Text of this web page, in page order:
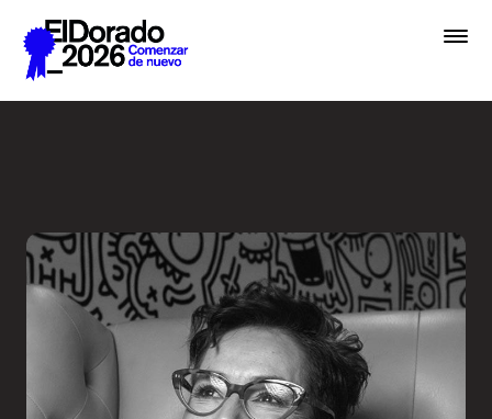
Saltar al contenido principal
Academias